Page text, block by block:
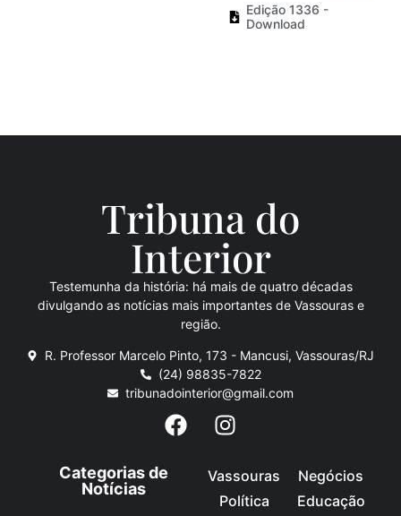
Edição 1336 -
Download
Tribuna do
Interior
Testemunha da história: há mais de quatro décadas
divulgando as notícias mais importantes de Vassouras e
região.
R. Professor Marcelo Pinto, 173 - Mancusi, Vassouras/RJ
(24) 98835-7822
tribunadointerior@gmail.com
Categorias de
Notícias
Vassouras
Política
Negócios
Educação